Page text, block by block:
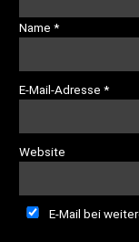
Name*
E-Mail-Adresse*
Website
E-Mail bei